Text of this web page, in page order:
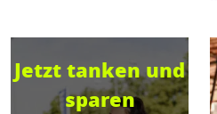
Jetzt tanken und
sparen